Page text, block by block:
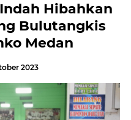
Hibahkan
Bulutangkis
Medan
2023